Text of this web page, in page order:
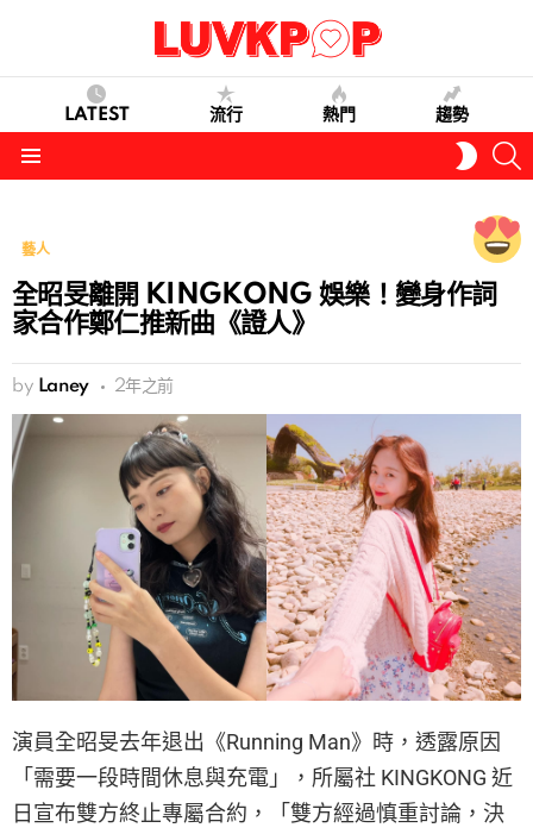
LATEST 流行 熱門 趨勢
SKIN
藝人
全昭旻離開 KINGKONG 娛樂！變身作詞
家合作鄭仁推新曲《證人》
by Laney 2年之前
演員全昭旻去年退出《Running Man》時，透露原因
「需要一段時間休息與充電」，所屬社 KINGKONG 近
日宣布雙方終止專屬合約，「雙方經過慎重討論，決